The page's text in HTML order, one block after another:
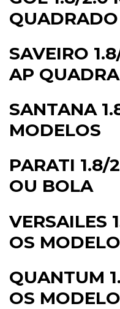
SAVEIRO
AP
SANTANA
MODELOS
PARATI 1.8/
OU BOLA
VERSAILES
OS
QUANTUM
OS